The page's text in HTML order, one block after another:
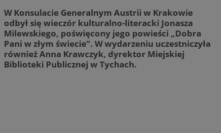
W Konsulacie Generalnym Austrii w Krakowie
odbył się wieczór kulturalno-literacki Jonasza
Milewskiego, poświęcony jego powieści „Dobra
Pani w złym świecie”. W wydarzeniu uczestniczyła
również Anna Krawczyk, dyrektor Miejskiej
Biblioteki Publicznej w Tychach.